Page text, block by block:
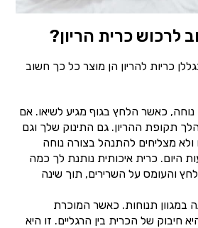
לרכוש כרית הריון?
כריות להריון הן מוצר כל כך חשוב
כאשר הלחץ בגוף מגיע לשיאו. אם
תקופת ההריון. גם התינוק שלך וגם
ולא מצליחים להתנהל בצורה נוחה
היום. כרית איכותית נותנת לך כמה
והעומס על השרירים, תוך שינה
במגוון תנוחות. כאשר המוכרת
חיבוק של הכרית בין הרגליים. זו היא